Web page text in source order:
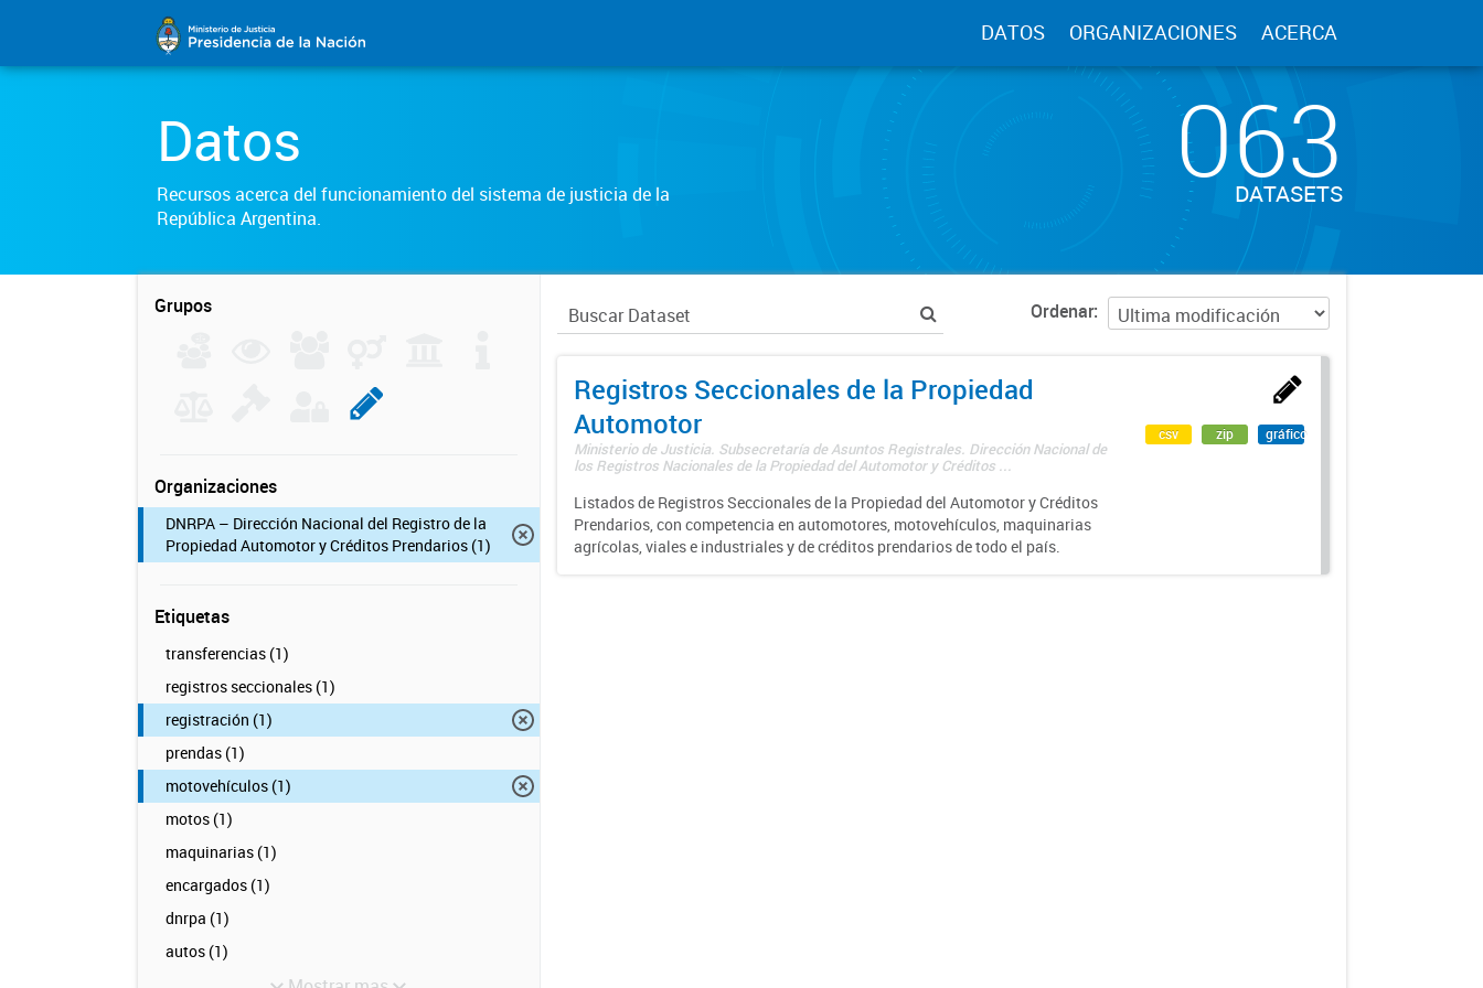
DATOS ORGANIZACIONES ACERCA
Datos
Recursos acerca del funcionamiento del sistema de justicia de la
República Argentina.
063
DATASETS
Grupos
Organizaciones
DNRPA – Dirección Nacional del Registro de la
Propiedad Automotor y Créditos Prendarios (1)
Etiquetas
transferencias (1)
registros seccionales (1)
registración (1)
prendas (1)
motovehículos (1)
motos (1)
maquinarias (1)
encargados (1)
dnrpa (1)
autos (1)
Ordenar
Registros Seccionales de la Propiedad
Automotor
Ministerio de Justicia. Subsecretaría de Asuntos Registrales. Dirección Nacional de
los Registros Nacionales de la Propiedad del Automotor y Créditos ...
Listados de Registros Seccionales de la Propiedad del Automotor y Créditos
Prendarios, con competencia en automotores, motovehículos, maquinarias
agrícolas, viales e industriales y de créditos prendarios de todo el país.
csv zip gráfico